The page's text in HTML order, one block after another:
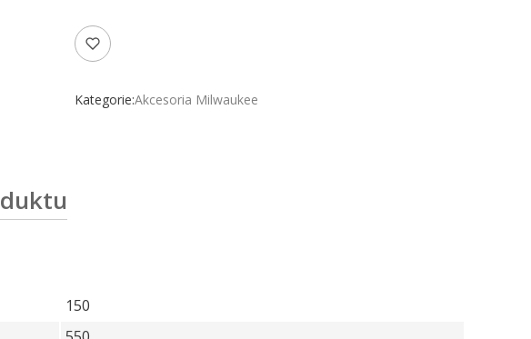
Kategorie:Akcesoria Milwaukee
150